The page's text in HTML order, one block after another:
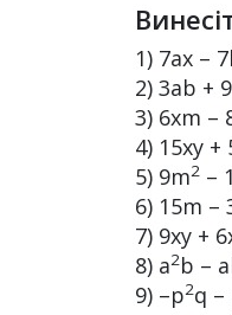
1) 7ах –
2) 3аb +
3) 6хm –
4) 15ху +
5) 9m2 –
6) 15m –
7) 9ху +
8) а2b –
9) –p2q –